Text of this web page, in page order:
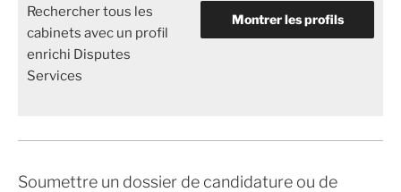
Rechercher tous les
cabinets avec un profil
enrichi Disputes
Services
Montrer les profils
Soumettre un dossier de candidature ou de